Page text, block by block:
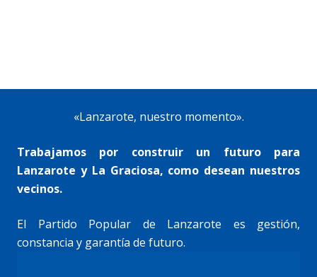
«Lanzarote, nuestro momento».
Trabajamos por construir un futuro para
Lanzarote y La Graciosa, como desean nuestros
vecinos.
El Partido Popular de Lanzarote es gestión,
constancia y garantía de futuro.